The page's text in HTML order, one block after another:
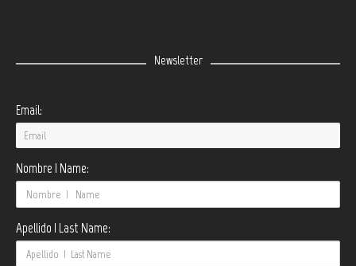
Newsletter
Email:
Nombre | Name:
Apellido | Last Name: